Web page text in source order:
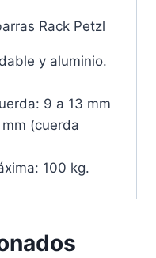
Rack Petzl
y aluminio.
9 a 13 mm
(cuerda
100 kg.